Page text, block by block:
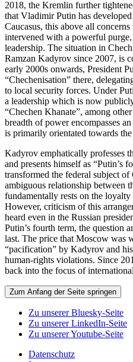
2018, the Kremlin further
that Vladimir Putin has
Caucasus, this above all
intervened with a powerful
leadership. The situation in
Ramzan Kadyrov since 2007, is
early 2000s onwards, President
“Chechenisation” there,
to local security forces. Under
a leadership which is now
“Chechen Khanate”, among
breadth of power encompasses
is primarily orientated towards
Kadyrov emphatically professes
and presents himself as “Putin’s
transformed the federal subject
ambiguous relationship between
fundamentally rests on the
However, criticism of this
heard even in the Russian
Putin’s fourth term, the question
last. The price that Moscow was
“pacification” by Kadyrov and
human-rights violations. Since
back into the focus of
Zum Anfang der Seite springen
Zu unserer Bluesky-Seite
Zu unserer LinkedIn-Seite
Zu unserer Youtube-Seite
Datenschutz